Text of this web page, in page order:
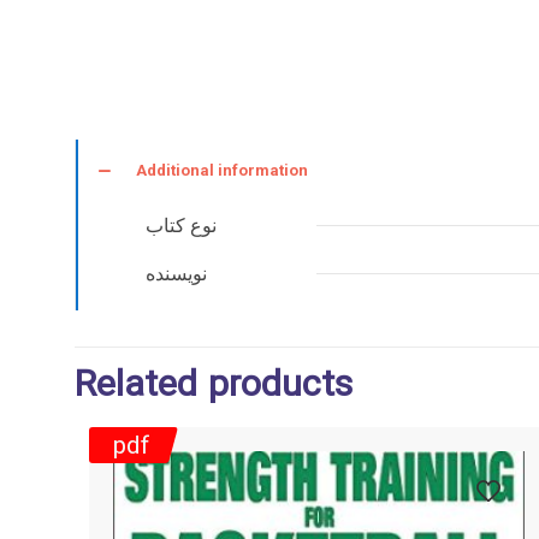
Additional information
نوع کتاب
نویسنده
Related products
pdf